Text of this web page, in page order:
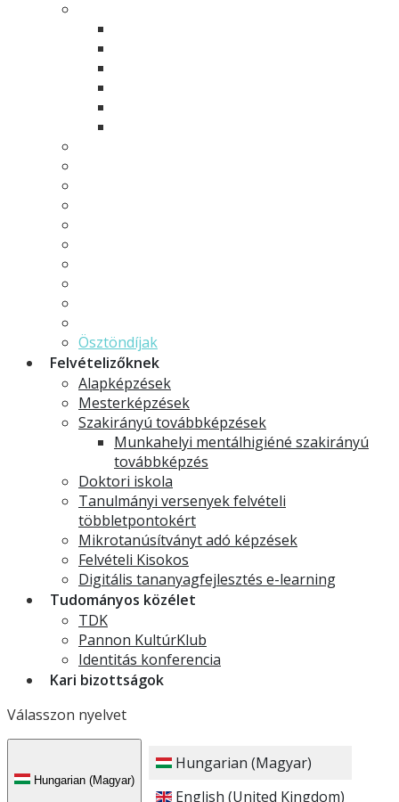
Ösztöndíjak
Felvételizőknek
Alapképzések
Mesterképzések
Szakirányú továbbképzések
Munkahelyi mentálhigiéné szakirányú
továbbképzés
Doktori iskola
Tanulmányi versenyek felvételi
többletpontokért
Mikrotanúsítványt adó képzések
Felvételi Kisokos
Digitális tananyagfejlesztés e-learning
Tudományos közélet
TDK
Pannon KultúrKlub
Identitás konferencia
Kari bizottságok
Válasszon nyelvet
Hungarian (Magyar)
Hungarian (Magyar)
English (United Kingdom)